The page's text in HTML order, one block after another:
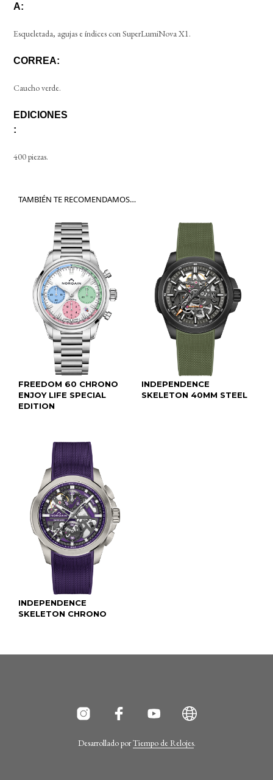
A:
Esqueletada, agujas e índices con SuperLumiNova X1.
CORREA:
Caucho verde.
EDICIONES
:
400 piezas.
TAMBIÉN TE RECOMENDAMOS…
FREEDOM 60 CHRONO
ENJOY LIFE SPECIAL
EDITION
INDEPENDENCE
SKELETON 40MM STEEL
INDEPENDENCE
SKELETON CHRONO
Desarrollado porTiempo de Relojes.